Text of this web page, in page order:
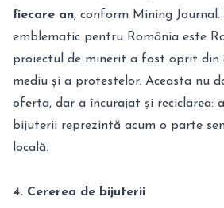
fiecare an, conform Mining Journal.
emblematic pentru România este
proiectul de minerit a fost oprit din
mediu și a protestelor. Aceasta nu
oferta, dar a încurajat și reciclarea:
bijuterii reprezintă acum o parte
locală.
4. Cererea de bijuterii